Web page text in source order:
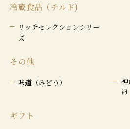
冷蔵食品（チルド)
リッチセレクションシリー
ズ
その他
味道（みどう）
神
け
ギフト